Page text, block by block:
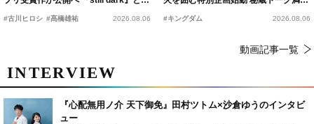
時上映決定
#古川ヒロシ #髙橋雄祐 2026.08.06
の“キングダムキャンプ”開催
#キングダム 2026.08.06
動画記事一覧
INTERVIEW
『心配無用ノ介 天下御免』田村ツトム×沙倉ゆうのインタビ
ュー